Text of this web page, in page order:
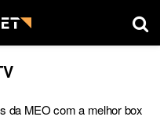
da MEO com a melhor box